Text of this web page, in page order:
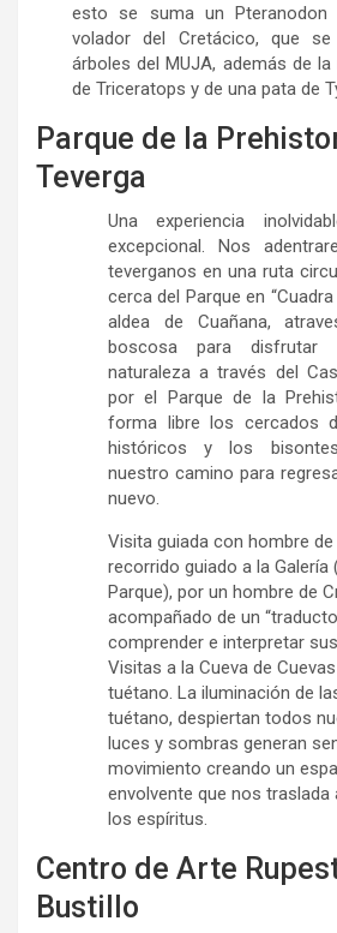
esto se suma un
volador del Cretácico, que
árboles del MUJA, además de
de Triceratops y de una pata de
Parque de la
Teverga
Una experiencia
excepcional. Nos
teverganos en una ruta
cerca del Parque en
aldea de Cuañana,
boscosa para disfrutar
naturaleza a través del
por el Parque de la
forma libre los cercados
históricos y los
nuestro camino para
nuevo.
Visita guiada con hombre
recorrido guiado a la
Parque), por un hombre de
acompañado de un
comprender e interpretar
Visitas a la Cueva de
tuétano. La iluminación de
tuétano, despiertan todos
luces y sombras generan
movimiento creando un
envolvente que nos traslada
los espíritus.
Centro de Arte
Bustillo